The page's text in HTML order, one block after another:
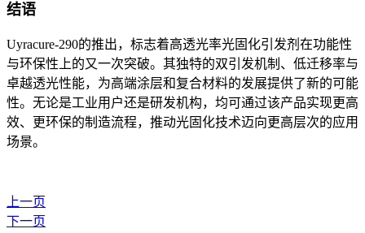
结语
Uyracure-290的推出，标志着高透光率光固化引发剂在功能性
与环保性上的又一次突破。其独特的双引发机制、低迁移率与
卓越透光性能，为高端涂层和复合材料的发展提供了新的可能
性。无论是工业用户还是研发机构，均可通过该产品实现更高
效、更环保的制造流程，推动光固化技术迈向更高层次的应用
场景。
上一页
下一页